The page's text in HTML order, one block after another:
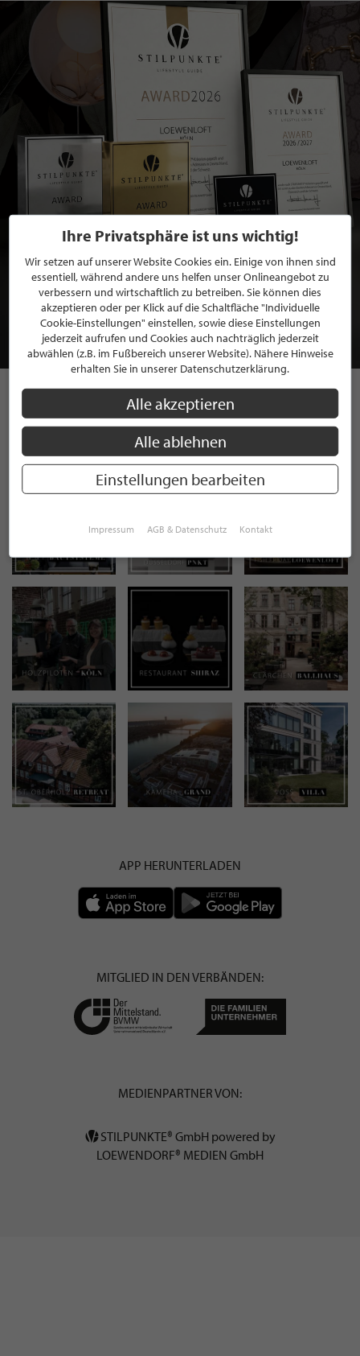
BEWERBEN SIE SICH FÜR EINE GRATIS
MITGLIEDSCHAFT BEI STILPUNKTE®
JETZT GRATIS BEWERBEN
STILPUNKTE AUF
INSTAGRAM
APP HERUNTERLADEN
MITGLIED IN DEN VERBÄNDEN:
MEDIENPARTNER VON:
STILPUNKTE® GmbH powered by
LOEWENDORF® MEDIEN GmbH
Ihre Privatsphäre ist uns wichtig!
Wir setzen auf unserer Website Cookies ein. Einige von ihnen sind
essentiell, während andere uns helfen unser Onlineangebot zu
verbessern und wirtschaftlich zu betreiben. Sie können dies
akzeptieren oder per Klick auf die Schaltfläche "Individuelle
Cookie-Einstellungen" einstellen, sowie diese Einstellungen
jederzeit aufrufen und Cookies auch nachträglich jederzeit
abwählen (z.B. im Fußbereich unserer Website). Nähere Hinweise
erhalten Sie in unserer Datenschutzerklärung.
Alle akzeptieren
Alle ablehnen
Einstellungen bearbeiten
Impressum AGB & Datenschutz Kontakt